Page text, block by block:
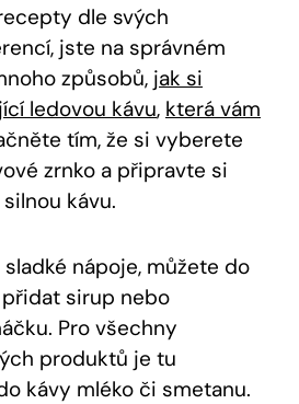
dle svých
jste na správném
způsobů, jak si
ledovou kávu, která vám
tím, že si vyberete
zrnko a připravte si
kávu.
nápoje, můžete do
sirup nebo
Pro všechny
produktů je tu
kávy mléko či smetanu.